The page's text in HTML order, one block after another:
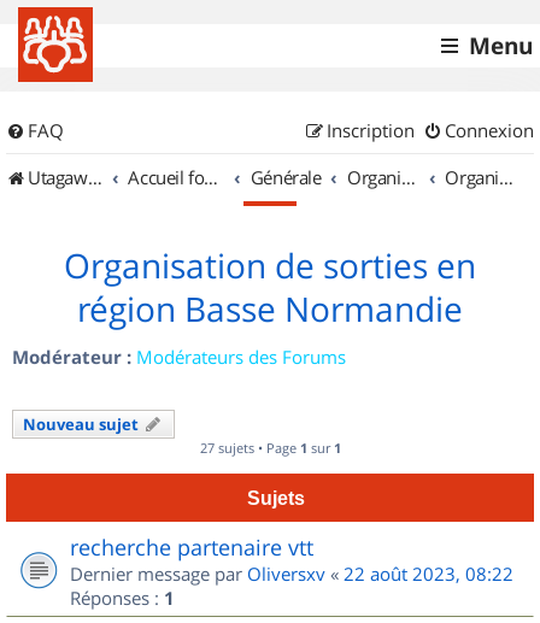
Menu
FAQ Connexion
Inscription
UtagawaVTT (Randos VTT et VTTAE avec traces GPS)
Accueil forum Générale Organisation de sorties & Recherche de partenaires Organisation de sorties en région Basse Normandie
Organisation de sorties en
région Basse Normandie
Modérateur : Modérateurs des Forums
Nouveau sujet
27 sujets • Page 1 sur 1
Sujets
recherche partenaire vtt
Dernier message par Oliversxv « 22 août 2023, 08:22
Réponses : 1